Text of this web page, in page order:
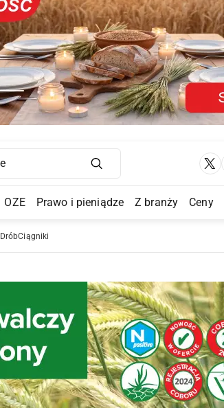
Main Navigation
OZE Prawo i pieniądze Z branży Ceny
DróbCiągniki